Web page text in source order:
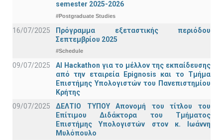
semester 2025-2026
#Postgraduate Studies
16/07/2025
Πρόγραμμα εξεταστικής περιόδου
Σεπτεμβρίου 2025
#Schedule
09/07/2025
AI Hackathon για το μέλλον της εκπαίδευσης
από την εταιρεία Epignosis και το Τμήμα
Επιστήμης Υπολογιστών του Πανεπιστημίου
Κρήτης
09/07/2025
ΔΕΛΤΙΟ ΤΥΠΟΥ Απονομή του τίτλου του
Επίτιμου Διδάκτορα του Τμήματος
Επιστήμης Υπολογιστών στον κ. Ιωάννη
Μυλόπουλο